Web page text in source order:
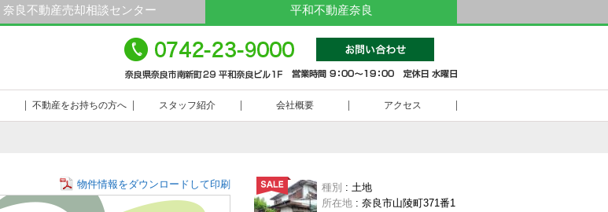
奈良不動産売却相談センター 平和不動産奈良
23-9000
不動産をお持ちの方へ スタッフ紹介 会社概要 アクセス
物件情報をダウンロードして印刷 種別 : 土地
所在地 : 奈良市山陵町371番1